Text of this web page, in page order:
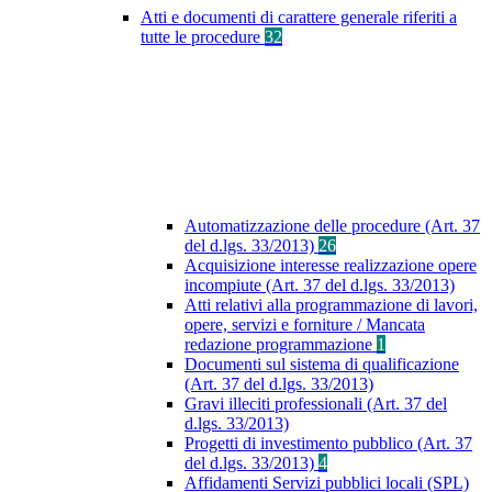
Atti e documenti di carattere generale riferiti a
tutte le procedure 32
Automatizzazione delle procedure (Art. 37
del d.lgs. 33/2013) 26
Acquisizione interesse realizzazione opere
incompiute (Art. 37 del d.lgs. 33/2013)
Atti relativi alla programmazione di lavori,
opere, servizi e forniture / Mancata
redazione programmazione 1
Documenti sul sistema di qualificazione
(Art. 37 del d.lgs. 33/2013)
Gravi illeciti professionali (Art. 37 del
d.lgs. 33/2013)
Progetti di investimento pubblico (Art. 37
del d.lgs. 33/2013) 4
Affidamenti Servizi pubblici locali (SPL)